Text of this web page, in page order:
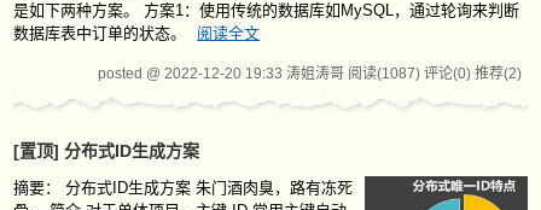
是如下两种方案。 方案1：使用传统的数据库如MySQL，通过轮询来判断
数据库表中订单的状态。
阅读全文
posted @ 2022-12-20 19:33 涛姐涛哥 阅读(1087) 评论(0) 推荐(2)
[置顶] 分布式ID生成方案
摘要：分布式ID生成方案 朱门酒肉臭，路有冻死